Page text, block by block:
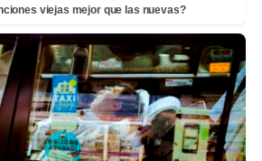
viejas mejor que las nuevas?